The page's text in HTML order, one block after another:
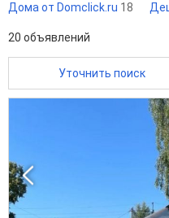
Дома от Domclick.ru 18
20 объявлений
Уточнить поиск